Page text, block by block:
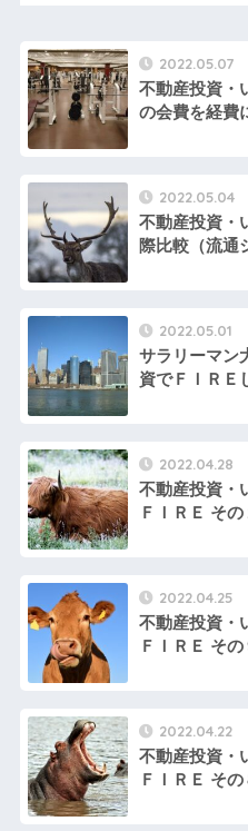
2022.05.07
不動産投資・
の会費を経費
2022.05.04
不動産投資・
際比較（流通
2022.05.01
サラリーマン
資でＦＩＲＥ
2022.04.28
不動産投資・
ＦＩＲＥ その
2022.04.25
不動産投資・
ＦＩＲＥ その
2022.04.22
不動産投資・
ＦＩＲＥ その